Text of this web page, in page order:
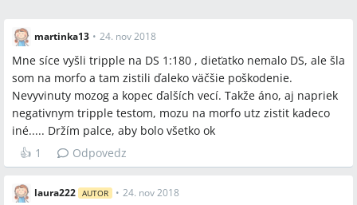
martinka13 • 24. nov 2018
Mne síce vyšli tripple na DS 1:180 , dieťatko nemalo DS, ale šla
som na morfo a tam zistili ďaleko väčšie poškodenie.
Nevyvinuty mozog a kopec ďalších vecí. Takže áno, aj napriek
negativnym tripple testom, mozu na morfo utz zistit kadeco
iné..... Držím palce, aby bolo všetko ok
👍 1 Odpovedz
laura222 AUTOR • 24. nov 2018